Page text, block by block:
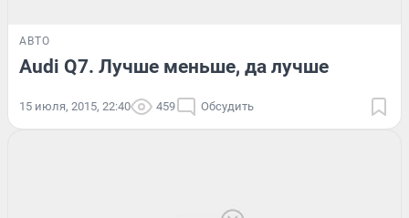
АВТО
Audi Q7. Лучше меньше, да лучше
15 июля, 2015, 22:40 459 Обсудить